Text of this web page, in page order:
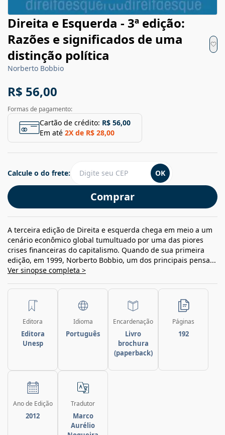
Direita e Esquerda - 3ª edição:
Razões e significados de uma
distinção política
Norberto Bobbio
R$ 56,00
Formas de pagamento:
Cartão de crédito: R$ 56,00
Em até 2X de R$ 28,00
Comprar
Calcule o do frete: OK
A terceira edição de Direita e esquerda chega em meio a um
cenário econômico global tumultuado por uma das piores
crises financeiras do capitalismo. Quando de sua primeira
edição, em 1999, Norberto Bobbio, um dos principais pensa...
Ver sinopse completa >
Editora
Editora
Unesp
Idioma
Português
Encardenação
Livro
brochura
(paperback)
Páginas
192
Ano de Edição
2012
Tradutor
Marco
Aurélio